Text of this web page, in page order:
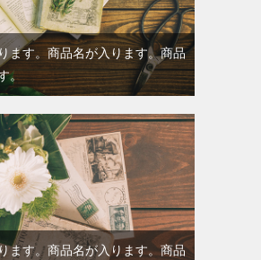
ます。商品名が入ります。商品
。
ます。商品名が入ります。商品